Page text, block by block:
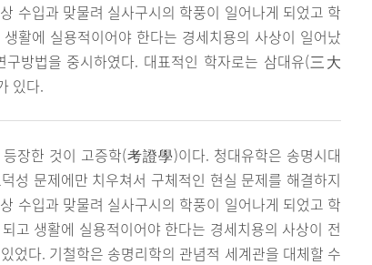
수입과 맞물려 실사구시의 학풍이 일어나게 되었고 학
활에 실용적이어야 한다는 경세치용의 사상이 일어났
방법을 중시하였다. 대표적인 학자로는 삼대유(三大
있다.
장한 것이 고증학(考證學)이다. 청대유학은 송명시대
성 문제에만 치우쳐서 구체적인 현실 문제를 해결하지
수입과 맞물려 실사구시의 학풍이 일어나게 되었고 학
고 생활에 실용적이어야 한다는 경세치용의 사상이 전
었다. 기철학은 송명리학의 관념적 세계관을 대체할 수